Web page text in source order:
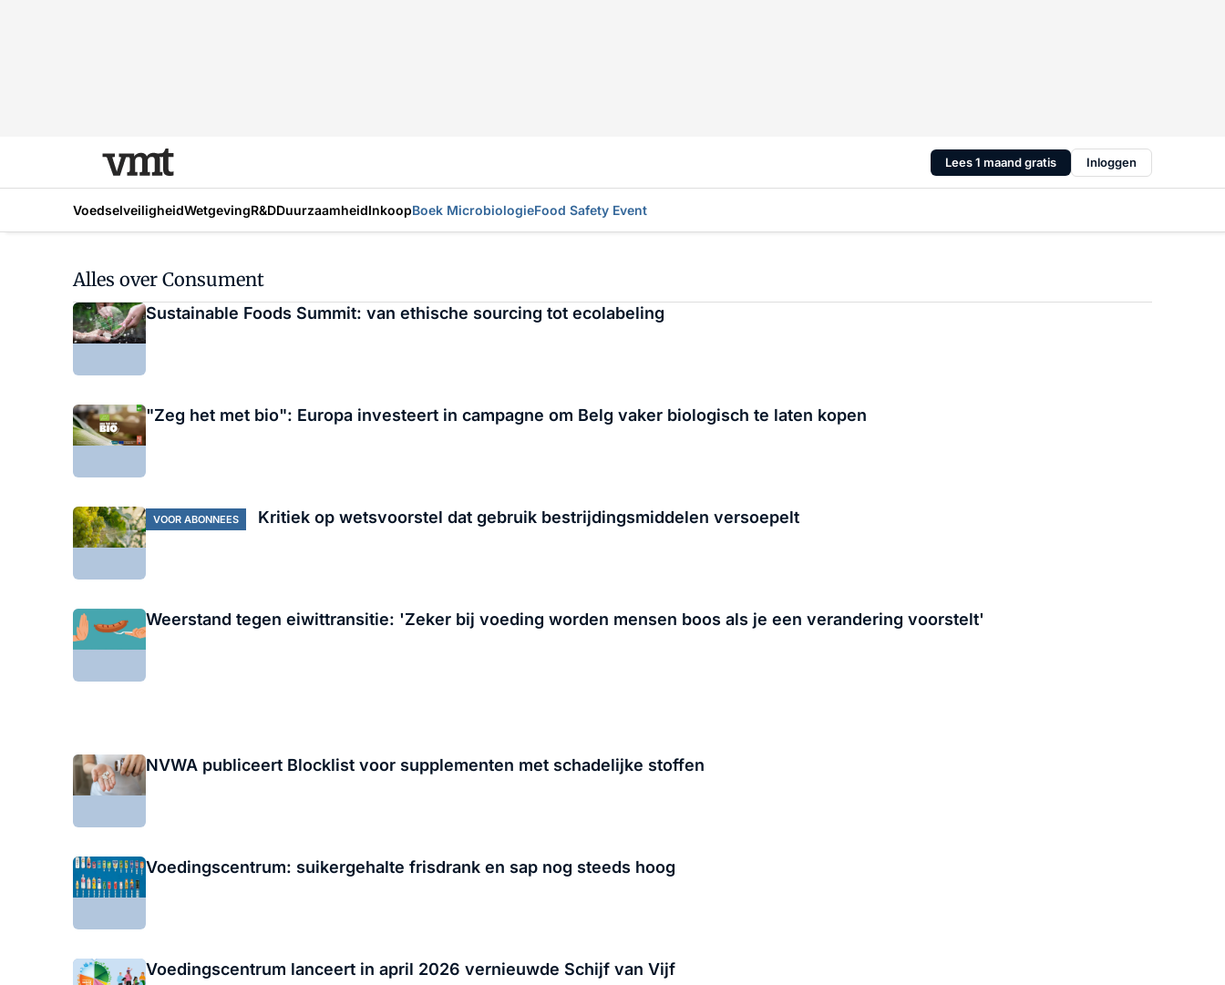
Lees 1 maand gratis Inloggen
VoedselveiligheidWetgevingR&DDuurzaamheidInkoopBoek MicrobiologieFood Safety Event
Alles over Consument
Sustainable Foods Summit: van ethische sourcing tot ecolabeling
"Zeg het met bio": Europa investeert in campagne om Belg vaker biologisch te laten kopen
VOOR ABONNEES Kritiek op wetsvoorstel dat gebruik bestrijdingsmiddelen versoepelt
Weerstand tegen eiwittransitie: 'Zeker bij voeding worden mensen boos als je een verandering voorstelt'
NVWA publiceert Blocklist voor supplementen met schadelijke stoffen
Voedingscentrum: suikergehalte frisdrank en sap nog steeds hoog
Voedingscentrum lanceert in april 2026 vernieuwde Schijf van Vijf